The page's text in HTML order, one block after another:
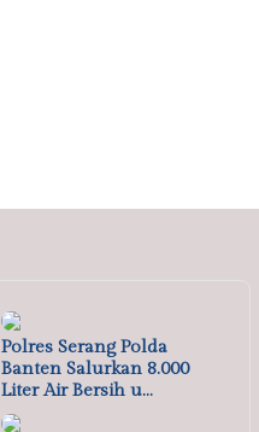
Polres Serang Polda
Banten Salurkan 8.000
Liter Air Bersih u…